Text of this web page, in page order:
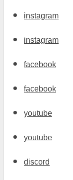
instagram
instagram
facebook
facebook
youtube
youtube
discord